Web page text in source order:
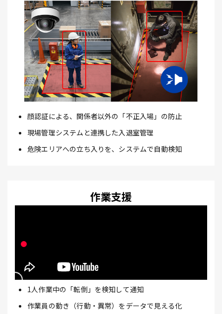
顔認証による、関係者以外の「不正入場」の防止
現場管理システムと連携した入退室管理
危険エリアへの立ち入りを、システムで自動検知
作業支援
1人作業中の「転倒」を検知して通知
作業員の動き（行動・異常）をデータで見える化